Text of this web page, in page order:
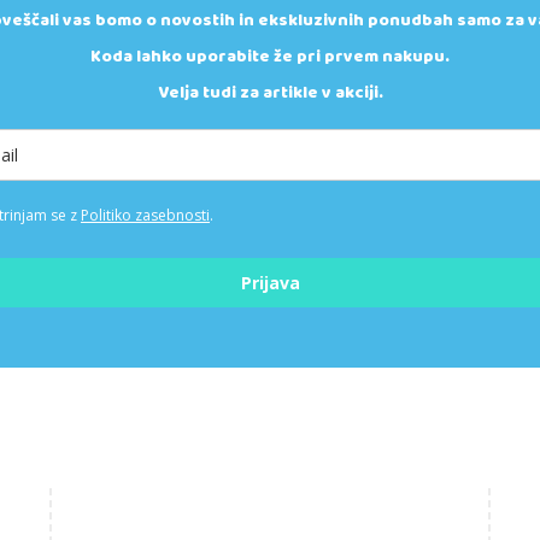
vas bomo o novostih in ekskluzivnih ponudbah samo za
Koda lahko uporabite že pri prvem nakupu.
Velja tudi za artikle v akciji.
se z Politiko zasebnosti.
Prijava